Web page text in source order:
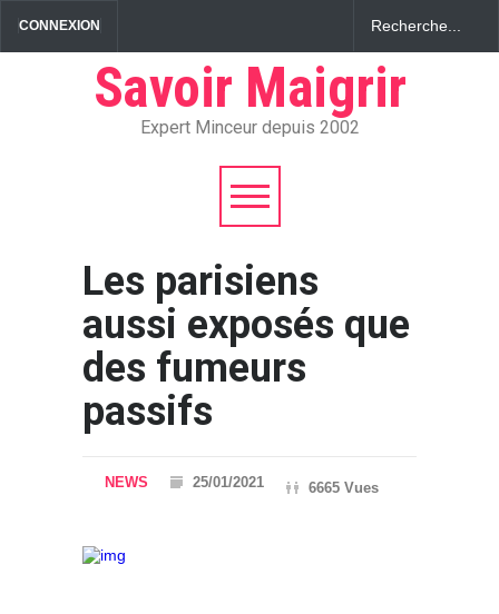
CONNEXION
Savoir Maigrir
Expert Minceur depuis 2002
Les parisiens
aussi exposés que
des fumeurs
passifs
NEWS 25/01/2021 6665 Vues